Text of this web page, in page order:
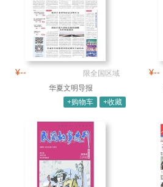
¥--
限全国区域
华夏文明导报
+购物车
+收藏
¥--